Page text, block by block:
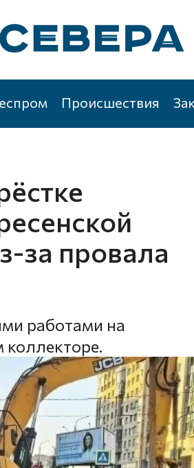
Происшествия
за провала
работами на